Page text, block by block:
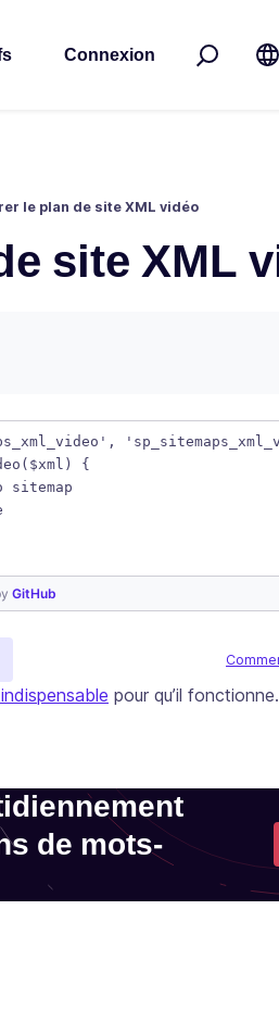
Connexion
Rechercher
le plan de site XML vidéo
site XML
{
sitemap
GitHub
pour qu’il fonctionne.
de mots-